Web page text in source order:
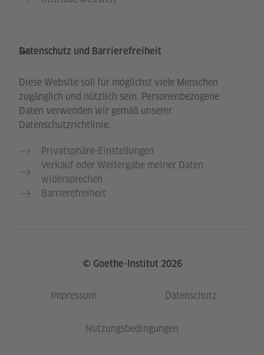
Datenschutz und Barrierefreiheit
Diese Website soll für möglichst viele Menschen
zugänglich und nützlich sein. Personenbezogene
Daten verwenden wir gemäß unserer
Datenschutzrichtlinie.
Privatsphäre-Einstellungen
Verkauf oder Weitergabe meiner Daten
widersprechen
Barrierefreiheit
© Goethe-Institut 2026
Impressum Datenschutz
Nutzungsbedingungen